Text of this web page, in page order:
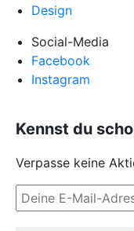
Design
Social-Media
Facebook
Instagram
Kennst du
Verpasse keine